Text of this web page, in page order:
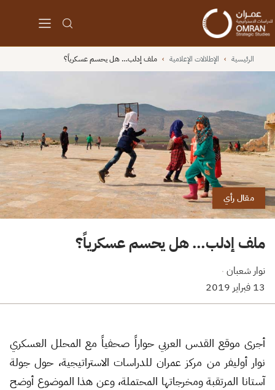
الرئيسية › الإطلالات الإعلامية › ملف إدلب… هل يحسم عسكرياً؟
مقال رأي
ملف إدلب… هل يحسم عسكرياً؟
نوار شعبان ·
13 فبراير 2019
أجرى موقع القدس العربي حواراً صحفياً مع المحلل العسكري
نوار أوليفر من مركز عمران للدراسات الاستراتيجية، حول جولة
آستانا المرتقبة ومخرجاتها المحتملة، وعن هذا الموضوع أوضح